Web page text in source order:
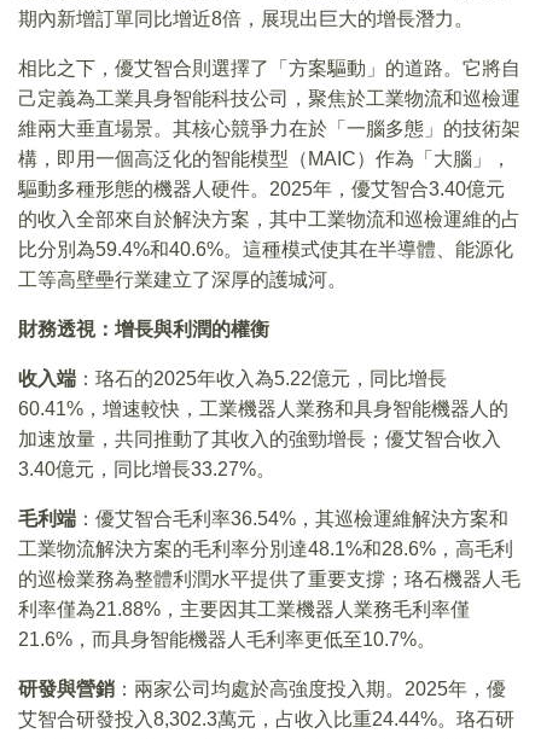
期內新增訂單同比增近8倍，展現出巨大的增長潛力。
相比之下，優艾智合則選擇了「方案驅動」的道路。它將自
己定義為工業具身智能科技公司，聚焦於工業物流和巡檢運
維兩大垂直場景。其核心競爭力在於「一腦多態」的技術架
構，即用一個高泛化的智能模型（MAIC）作為「大腦」，
驅動多種形態的機器人硬件。2025年，優艾智合3.40億元
的收入全部來自於解決方案，其中工業物流和巡檢運維的占
比分別為59.4%和40.6%。這種模式使其在半導體、能源化
工等高壁壘行業建立了深厚的護城河。
財務透視：增長與利潤的權衡
收入端 ：珞石的2025年收入為5.22億元，同比增長
60.41%，增速較快，工業機器人業務和具身智能機器人的
加速放量，共同推動了其收入的強勁增長；優艾智合收入
3.40億元，同比增長33.27%。
毛利端 ：優艾智合毛利率36.54%，其巡檢運維解決方案和
工業物流解決方案的毛利率分別達48.1%和28.6%，高毛利
的巡檢業務為整體利潤水平提供了重要支撐；珞石機器人毛
利率僅為21.88%，主要因其工業機器人業務毛利率僅
21.6%，而具身智能機器人毛利率更低至10.7%。
研發與營銷 ：兩家公司均處於高強度投入期。2025年，優
艾智合研發投入8,302.3萬元，占收入比重24.44%。珞石研